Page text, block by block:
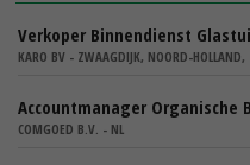
Verkoper Binnendienst
KARO BV - ZWAAGDIJK, NOORD-HOLLAND,
Accountmanager Organische
COMGOED B.V. - NL